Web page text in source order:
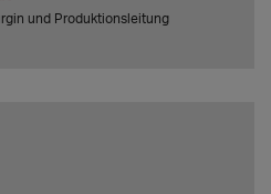
und Produktionsleitung